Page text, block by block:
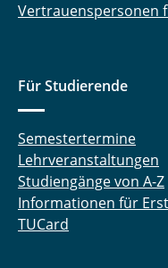
Vertrauenspersonen
Für Studierende
Semestertermine
Lehrveranstaltungen
Studiengänge von A-Z
Informationen für
TUCard